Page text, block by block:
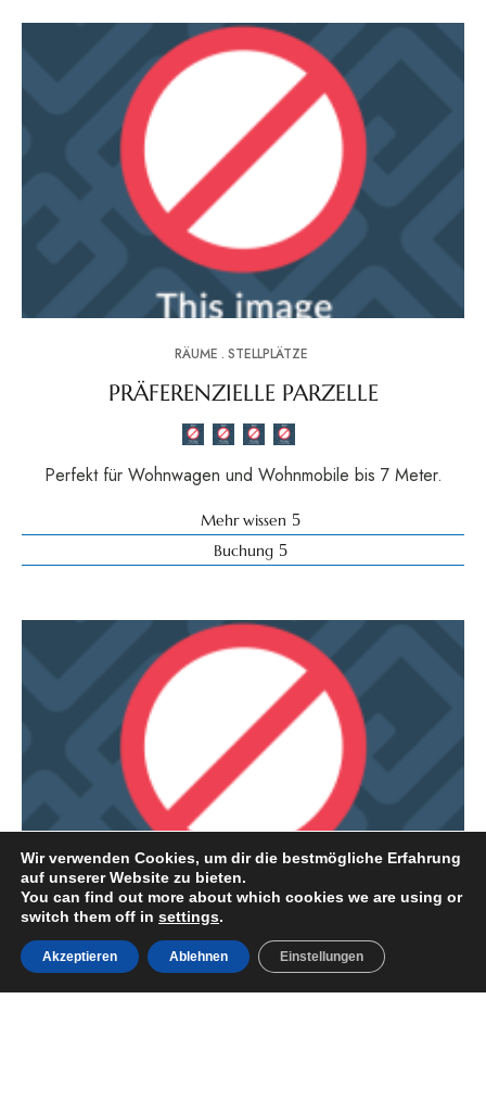
RÄUME STELLPLÄTZE
PRÄFERENZIELLE PARZELLE
Perfekt für Wohnwagen und Wohnmobile bis 7 Meter.
Mehr wissen
Buchung
RÄUME STELLPLÄTZE
STANDARD PARZELLE
Reservar
Wir verwenden Cookies, um dir die bestmögliche Erfahrung
auf unserer Website zu bieten.
You can find out more about which cookies we are using or
switch them off in settings.
Akzeptieren Ablehnen Einstellungen